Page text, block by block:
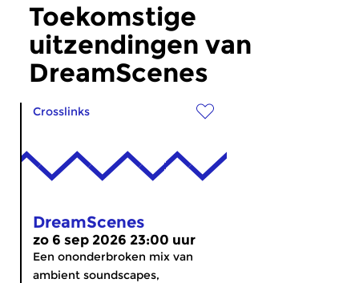
Toekomstige
uitzendingen van
DreamScenes
Crosslinks
DreamScenes
zo 6 sep 2026 23:00 uur
Een ononderbroken mix van
ambient soundscapes,